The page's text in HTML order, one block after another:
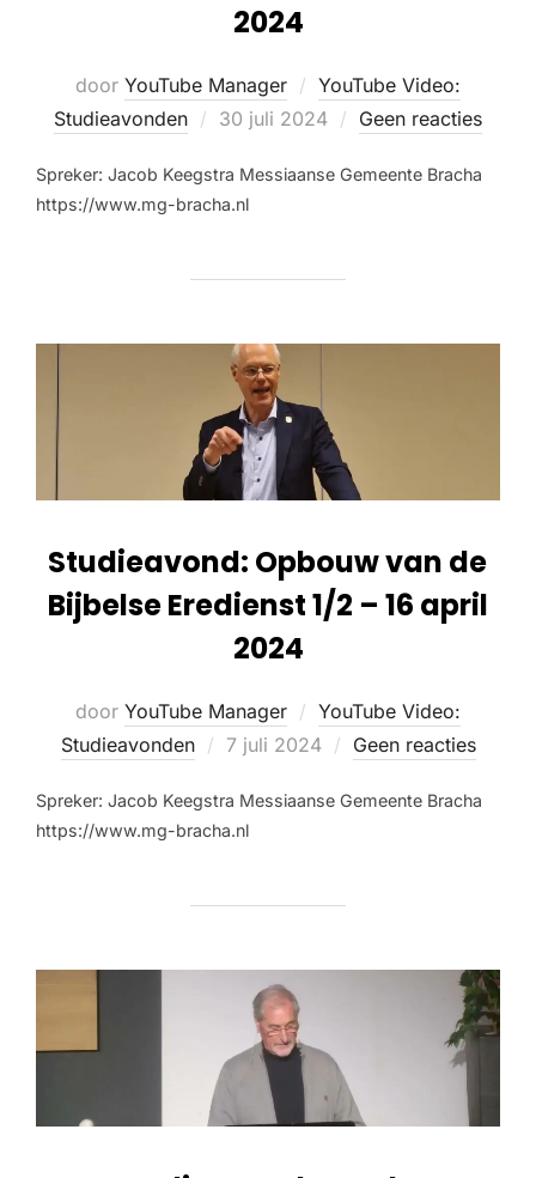
2024
door YouTube Manager
YouTube Video:
Studieavonden
30 juli 2024 Geen reacties
Spreker: Jacob Keegstra Messiaanse Gemeente Bracha
https://www.mg-bracha.nl
Studieavond: Opbouw van de
Bijbelse Eredienst 1/2 – 16 april
2024
door YouTube Manager
YouTube Video:
Studieavonden
7 juli 2024 Geen reacties
Spreker: Jacob Keegstra Messiaanse Gemeente Bracha
https://www.mg-bracha.nl